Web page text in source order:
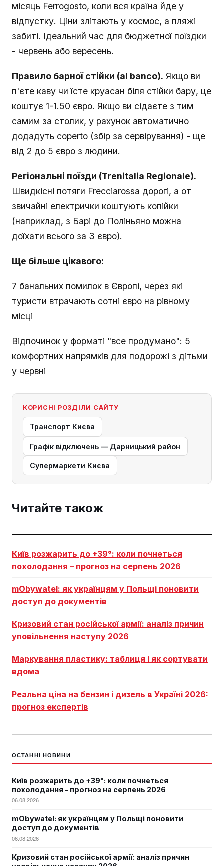
місяць Ferrogosto, коли вся країна йде у
відпустку. Ціни злітають у космос, а пляжі
забиті. Ідеальний час для бюджетної поїздки
- червень або вересень.
Правило барної стійки (al banco). Якщо ви
п'єте каву чи їсте круасан біля стійки бару, це
коштує 1-1.50 євро. Якщо ви сідаєте з тим
самим за столик, у рахунок автоматично
додадуть coperto (збір за сервірування) - ще
від 2 до 5 євро з людини.
Регіональні поїзди (Trenitalia Regionale).
Швидкісні потяги Frecciarossa дорогі, а от
звичайні електрички коштують копійки
(наприклад, з Барі до Поліньяно можна
доїхати всього за 3 євро).
Ще більше цікавого:
7 банальних помилок в Європі, через які
туристи втрачають сотні євро на рівному
місці
Відпочинок у форматі "все продумано": 5
комфортних напрямків для подорожі з дітьми
у червні
КОРИСНІ РОЗДІЛИ САЙТУ
Транспорт Києва
Графік відключень — Дарницький район
Супермаркети Києва
Читайте також
Київ розжарить до +39°: коли почнеться
похолодання – прогноз на серпень 2026
mObywatel: як українцям у Польщі поновити
доступ до документів
Кризовий стан російської армії: аналіз причин
уповільнення наступу 2026
Маркування пластику: таблиця і як сортувати
вдома
Реальна ціна на бензин і дизель в Україні 2026:
прогноз експертів
ОСТАННІ НОВИНИ
Київ розжарить до +39°: коли почнеться
похолодання – прогноз на серпень 2026
06.08.2026
mObywatel: як українцям у Польщі поновити
доступ до документів
06.08.2026
Кризовий стан російської армії: аналіз причин